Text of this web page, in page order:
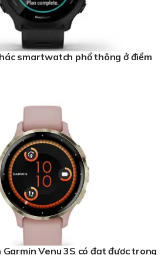
smartwatch phổ thông ở điểm
Venu 3S có đạt được trong